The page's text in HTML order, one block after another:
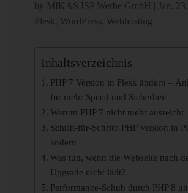
by MIKAS ISP Werbe GmbH Jan.
Plesk, WordPress, Webhosting
Inhaltsverzeichnis
PHP 7 Version in Plesk ändern –
für mehr Speed und Sicherheit
Warum PHP 7 nicht mehr ausreicht
Schritt-für-Schritt: PHP Version in
ändern
Was tun, wenn die Webseite nach
Upgrade nicht lädt?
Performance-Schub durch PHP 8